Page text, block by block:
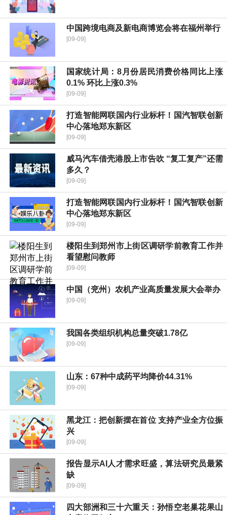
中国跨境电商及新电商博览会将在福州举行
[09-09]
国家统计局：8月份居民消费价格同比上涨
0.1% 环比上涨0.3%
[09-09]
打造智能网联国内行业标杆！国汽智联创新
中心落地郑东新区
[09-09]
威马汽车借壳港股上市告吹 “复工复产”还需
多久？
[09-09]
打造智能网联国内行业标杆！国汽智联创新
中心落地郑东新区
[09-09]
楼阳生到郑州市上街区调研学前教育工作并
看望慰问教师
[09-09]
中国（兖州）农机产业高质量发展大会举办
[09-09]
我国各类组织机构总量突破1.78亿
[09-09]
山东：67种中成药平均降价44.31%
[09-09]
黑龙江：把创新摆在首位 支持产业全方位振
兴
[09-09]
报告显示AI人才需求旺盛，算法研究员最紧
缺
[09-09]
四大部洲和三十六重天：孙悟空老巢花果山